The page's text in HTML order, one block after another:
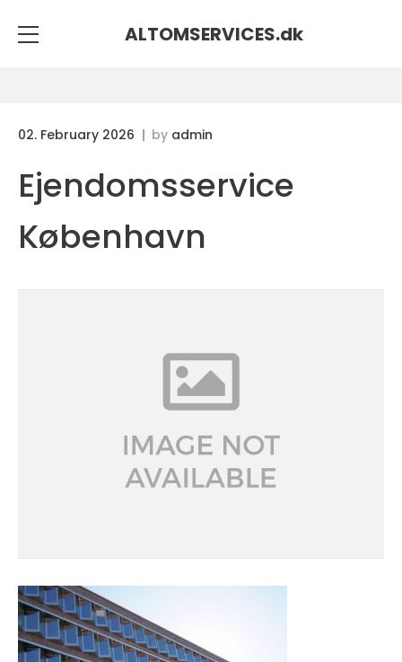
ALTOMSERVICES.dk
02. February 2026 by admin
Ejendomsservice
København